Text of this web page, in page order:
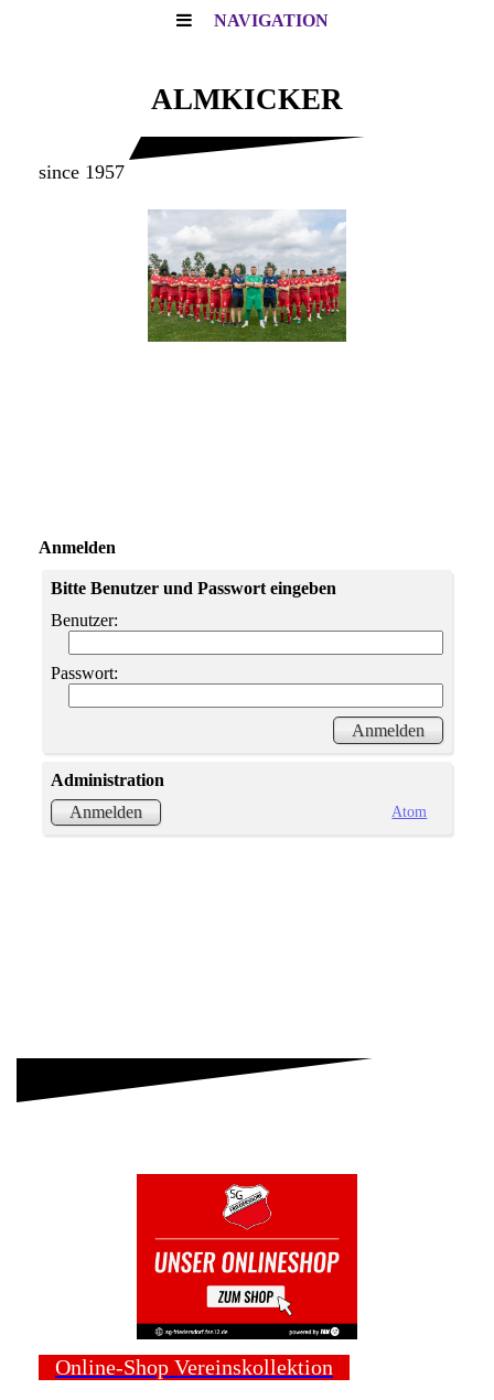
NAVIGATION
ALMKICKER
since 1957
Anmelden
Bitte Benutzer und Passwort eingeben
Benutzer:
Passwort:
Administration
Anmelden
Atom
Online-Shop Vereinskollektion